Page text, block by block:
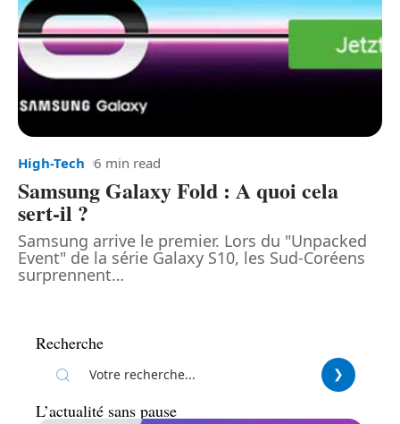
High-Tech 6 min read
Samsung Galaxy Fold : A quoi cela
sert-il ?
Samsung arrive le premier. Lors du "Unpacked
Event" de la série Galaxy S10, les Sud-Coréens
surprennent…
Recherche
L’actualité sans pause